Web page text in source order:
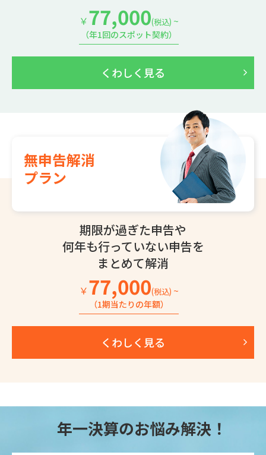
￥77,000(税込) ~
（年1回のスポット契約）
くわしく見る
無申告解消
プラン
期限が過ぎた申告や
何年も行っていない申告を
まとめて解消
￥77,000(税込) ~
（1期当たりの年額）
くわしく見る
年一決算のお悩み解決！